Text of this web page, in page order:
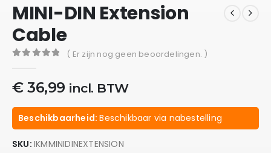
MINI-DIN Extension
Cable
( Er zijn nog geen beoordelingen. )
€36,99 incl. BTW
Beschikbaarheid:Beschikbaar via nabestelling
SKU: IKMMINIDINEXTENSION